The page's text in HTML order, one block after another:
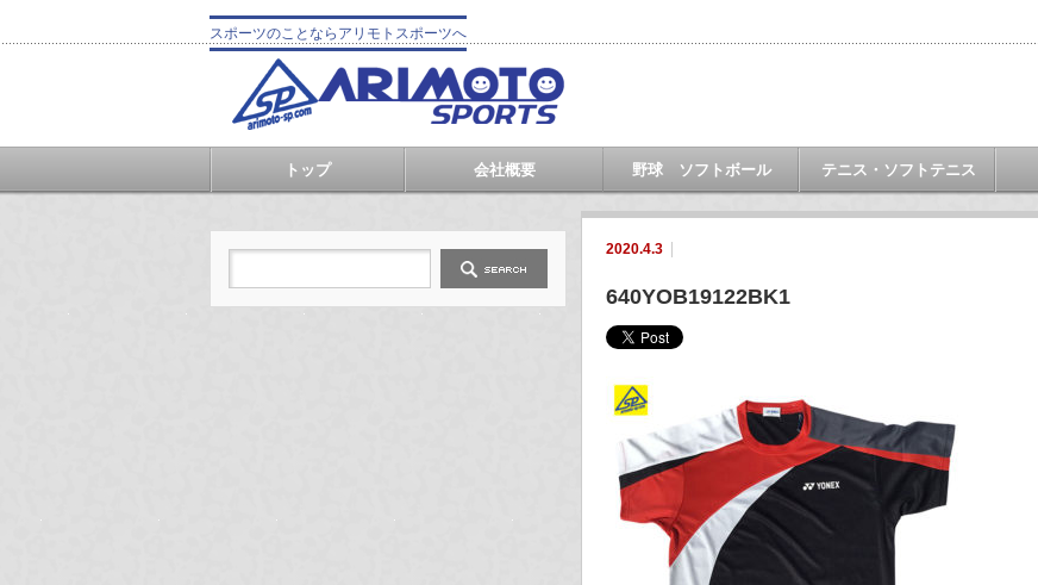
スポーツのことならアリモトスポーツへ
トップ 会社概要 野球 ソフトボール テニス・ソフトテニス
2020.4.3
640YOB19122BK1